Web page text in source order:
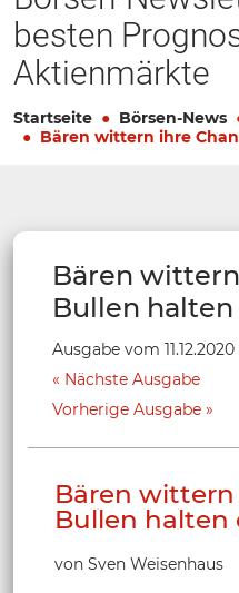
besten
Aktienmärkte
Startseite Börsen-News
Bären wittern ihre
Bären
Bullen
Ausgabe vom 11.12.2020
Nächste Ausgabe
Vorherige Ausgabe
Bären
Bullen halten
von Sven Weisenhaus